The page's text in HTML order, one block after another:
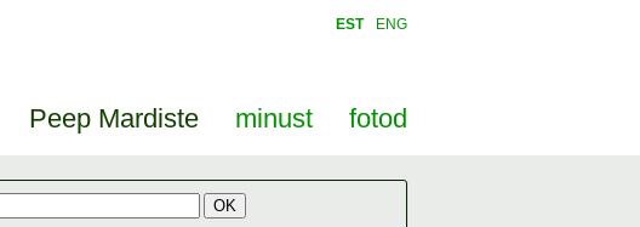
EST ENG
Peep Mardiste minust fotod